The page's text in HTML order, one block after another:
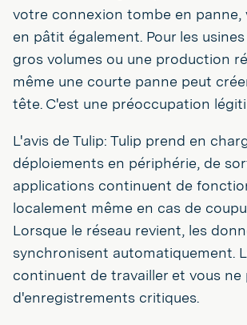
votre connexion tombe en panne,
en pâtit également. Pour les
gros volumes ou une production
même une courte panne peut
tête. C'est une préoccupation
L'avis de Tulip: Tulip prend en
déploiements en périphérie, de
applications continuent de
localement même en cas de
Lorsque le réseau revient, les
synchronisent automatiquement.
continuent de travailler et vous ne
d'enregistrements critiques.